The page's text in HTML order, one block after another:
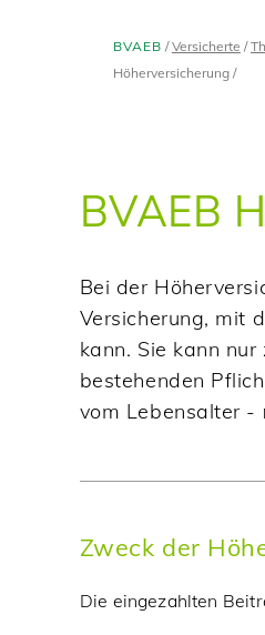
BVAEB Versicherte
Höherversicherung
BVAEB
Bei der
Versicherung, mit
kann. Sie kann
bestehenden
vom Lebensalter -
Zweck der
Die eingezahlten